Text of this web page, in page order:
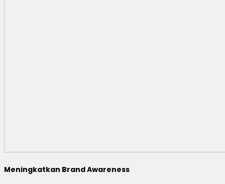
Meningkatkan Brand Awareness